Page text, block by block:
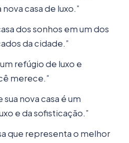
casa de luxo.”
dos sonhos em um dos
da cidade.”
refúgio de luxo e
merece.”
nova casa é um
e da sofisticação.”
que representa o melhor